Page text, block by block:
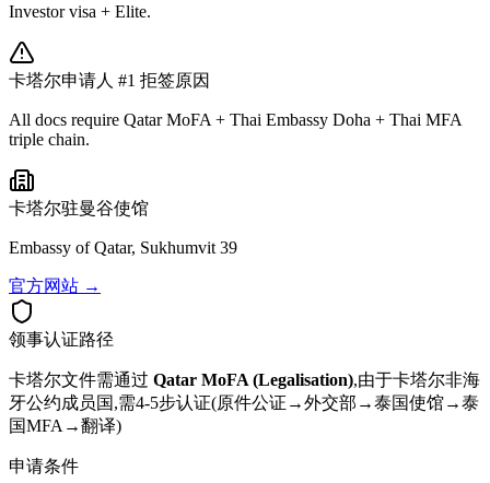
Investor visa + Elite.
卡塔尔申请人 #1 拒签原因
All docs require Qatar MoFA + Thai Embassy Doha + Thai MFA
triple chain.
卡塔尔驻曼谷使馆
Embassy of Qatar, Sukhumvit 39
官方网站 →
领事认证路径
卡塔尔文件需通过 Qatar MoFA (Legalisation),由于卡塔尔非海
牙公约成员国,需4-5步认证(原件公证→外交部→泰国使馆→泰
国MFA→翻译)
申请条件